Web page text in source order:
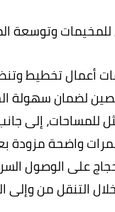
وتوسعة
أعمال تخطيط
لضمان سهولة
للمساحات، إلى
واضحة مزودة
على الوصول
التنقل من وإلى